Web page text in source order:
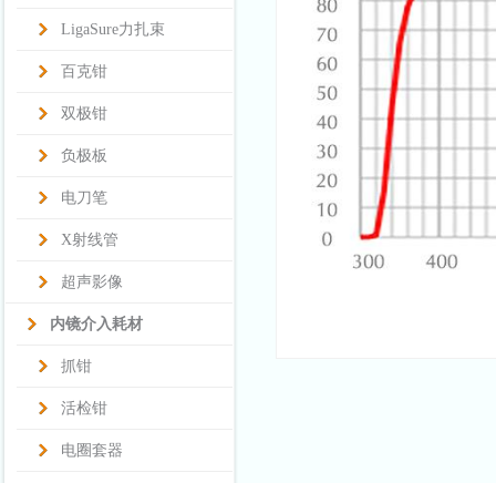
LigaSure力扎束
百克钳
双极钳
负极板
电刀笔
X射线管
超声影像
内镜介入耗材
抓钳
活检钳
电圈套器